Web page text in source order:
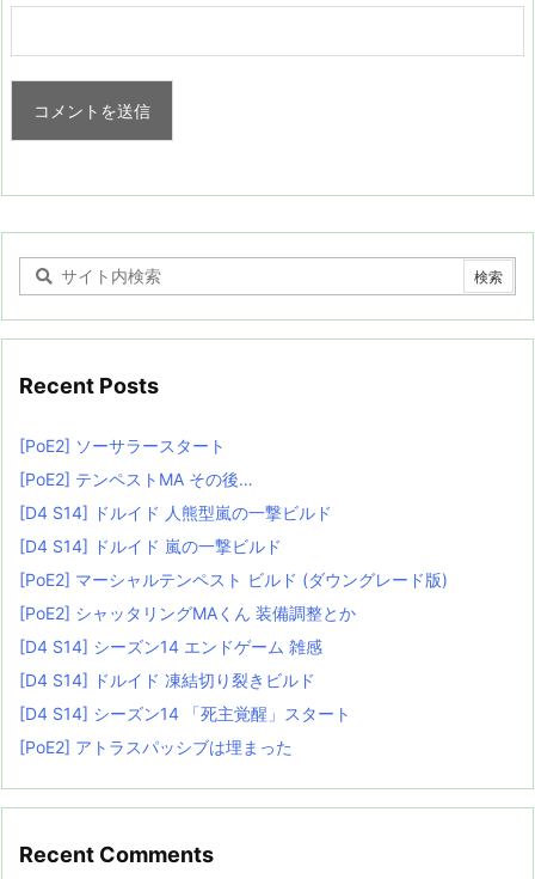
Recent Posts
[PoE2] ソーサラースタート
[PoE2] テンペストMA その後…
[D4 S14] ドルイド 人熊型嵐の一撃ビルド
[D4 S14] ドルイド 嵐の一撃ビルド
[PoE2] マーシャルテンペスト ビルド (ダウングレード版)
[PoE2] シャッタリングMAくん 装備調整とか
[D4 S14] シーズン14 エンドゲーム 雑感
[D4 S14] ドルイド 凍結切り裂きビルド
[D4 S14] シーズン14 「死主覚醒」スタート
[PoE2] アトラスパッシブは埋まった
Recent Comments